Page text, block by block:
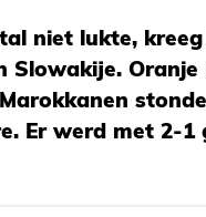
niet lukte,
Slowakije. Oranje
Er werd met 2-1